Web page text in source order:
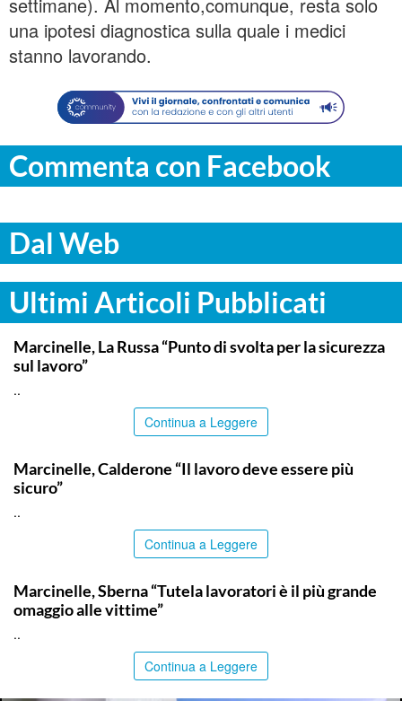
una ipotesi diagnostica sulla quale i medici
stanno lavorando.
Commenta con Facebook
Dal Web
Ultimi Articoli Pubblicati
ITALPRESS
Marcinelle, La Russa “Punto di svolta per la sicurezza
sul lavoro”
..
Continua a Leggere
Marcinelle, Calderone “Il lavoro deve essere più
sicuro”
..
Continua a Leggere
Marcinelle, Sberna “Tutela lavoratori è il più grande
omaggio alle vittime”
..
Continua a Leggere